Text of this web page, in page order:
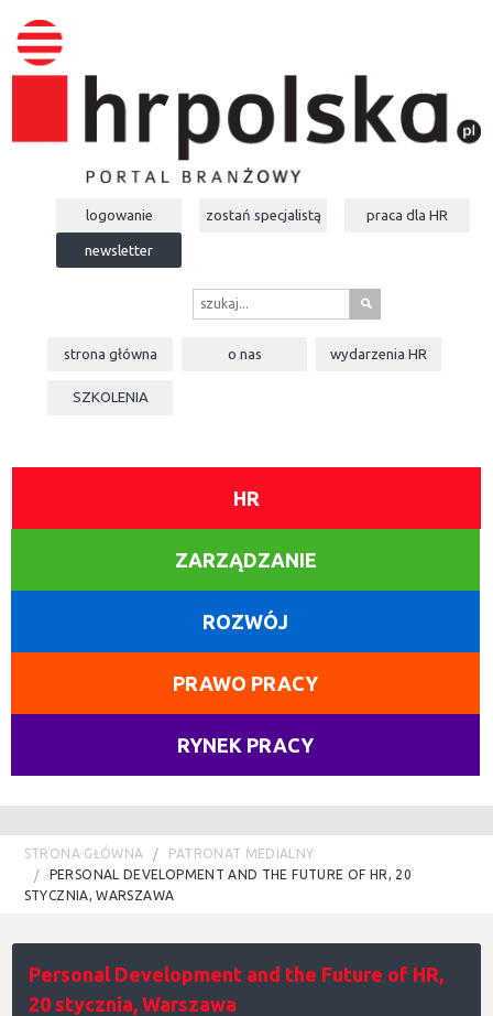
logowanie zostań specjalistą praca dla HR
newsletter
s
strona główna o nas wydarzeniaHR
SZKOLENIA
HR
ZARZĄDZANIE
ROZWÓJ
PRAWO PRACY
RYNEK PRACY
STRONA GŁÓWNA
PATRONAT MEDIALNY
PERSONAL DEVELOPMENT AND THE FUTURE OF HR, 20
STYCZNIA, WARSZAWA
Personal Development and the Future of HR,
20 stycznia, Warszawa